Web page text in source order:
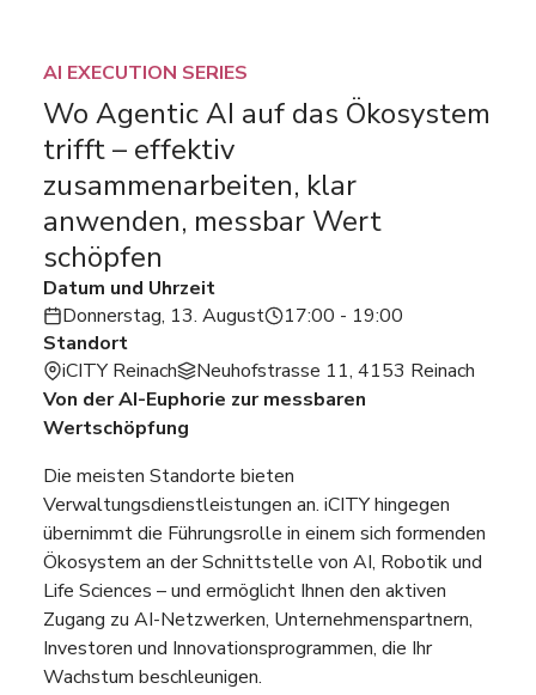
AI EXECUTION SERIES
Wo Agentic AI auf das Ökosystem
trifft – effektiv
zusammenarbeiten, klar
anwenden, messbar Wert
schöpfen
Datum und Uhrzeit
Donnerstag, 13. August
17:00 - 19:00
Standort
iCITY Reinach
Neuhofstrasse 11, 4153 Reinach
Von der AI-Euphorie zur messbaren
Wertschöpfung
Die meisten Standorte bieten
Verwaltungsdienstleistungen an. iCITY hingegen
übernimmt die Führungsrolle in einem sich formenden
Ökosystem an der Schnittstelle von AI, Robotik und
Life Sciences – und ermöglicht Ihnen den aktiven
Zugang zu AI-Netzwerken, Unternehmenspartnern,
Investoren und Innovationsprogrammen, die Ihr
Wachstum beschleunigen.